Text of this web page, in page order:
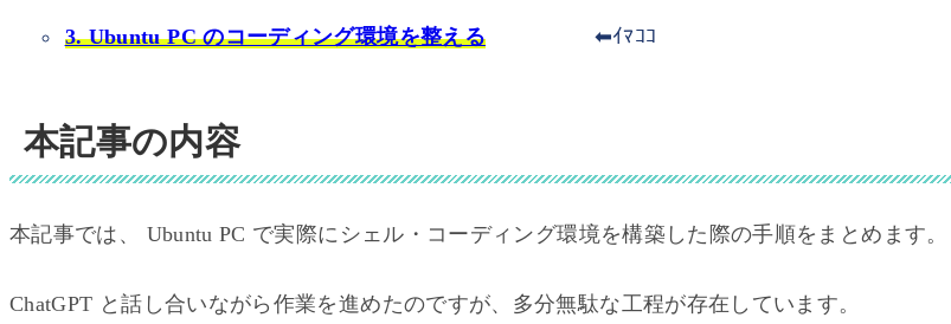
3. Ubuntu PC のコーディング環境を整える⬅ｲﾏｺｺ
本記事の内容
本記事では、 Ubuntu PC で実際にシェル・コーディング環境を構築した際の手順をまとめます。
ChatGPT と話し合いながら作業を進めたのですが、多分無駄な工程が存在しています。